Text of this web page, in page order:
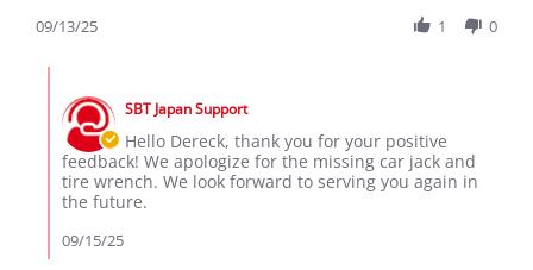
13
2025
on
Sep
2025
09/13/25
1 0
Store
Owner
on
Review
by
B.
on
SBT Japan Support
Hello Dereck, thank you for your positive
feedback! We apologize for the missing car jack and
tire wrench. We look forward to serving you again in
the future.
09/15/25